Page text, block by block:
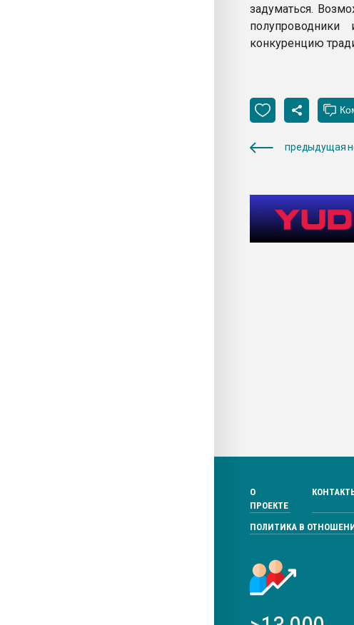
задуматься.
конкуренцию
предыдущая
О
ПРОЕКТЕ
ПОЛИТИКА В